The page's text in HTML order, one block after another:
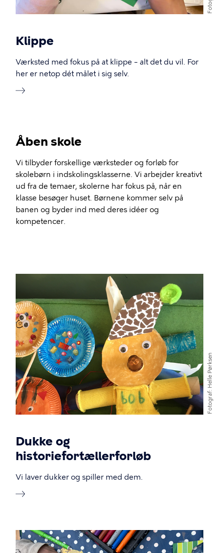
Klippe
Værksted med fokus på at klippe – alt det du vil. For
her er netop dét målet i sig selv.
Åben skole
Vi tilbyder forskellige værksteder og forløb for
skolebørn i indskolingsklasserne. Vi arbejder kreativt
ud fra de temaer, skolerne har fokus på, når en
klasse besøger huset. Børnene kommer selv på
banen og byder ind med deres idéer og
kompetencer.
Fotograf
Helle Pørksen
Dukke og
historiefortællerforløb
Vi laver dukker og spiller med dem.
Billede